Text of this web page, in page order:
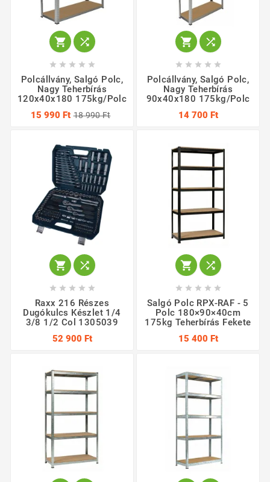
 
    
Polcállvány, Salgó Polc,
Nagy Teherbírás
120x40x180 175kg/polc
15 990 Ft 18 990 Ft
 
    
Polcállvány, Salgó Polc,
Nagy Teherbírás
90x40x180 175kg/polc
14 700 Ft
 
    
Raxx 216 Részes
Dugókulcs Készlet 1/4
3/8 1/2 Col 1305039
52 900 Ft
 
    
Salgó Polc RPX-RAF - 5
Polc 180×90×40cm
175kg Teherbírás Fekete
15 400 Ft